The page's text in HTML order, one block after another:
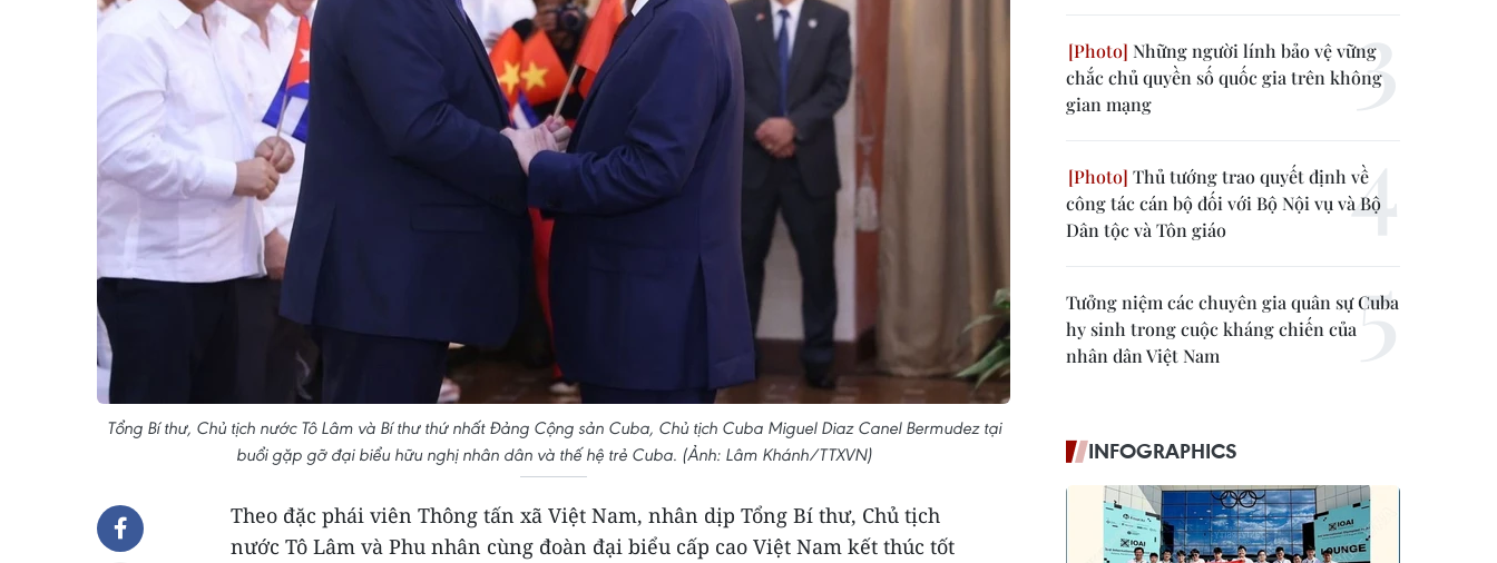
Tổng Bí thư, Chủ tịch nước Tô Lâm và Bí thư thứ nhất Đảng Cộng sản Cuba, Chủ tịch Cuba Miguel Diaz Canel Bermudez tại
buổi gặp gỡ đại biểu hữu nghị nhân dân và thế hệ trẻ Cuba. (Ảnh: Lâm Khánh/TTXVN)
Theo đặc phái viên Thông tấn xã Việt Nam, nhân dịp Tổng Bí thư, Chủ tịch
nước Tô Lâm và Phu nhân cùng đoàn đại biểu cấp cao Việt Nam kết thúc tốt
Những người lính bảo vệ vững
chắc chủ quyền số quốc gia trên không
gian mạng
Thủ tướng trao quyết định về
công tác cán bộ đối với Bộ Nội vụ và Bộ
Dân tộc và Tôn giáo
Tưởng niệm các chuyên gia quân sự Cuba
hy sinh trong cuộc kháng chiến của
nhân dân Việt Nam
INFOGRAPHICS